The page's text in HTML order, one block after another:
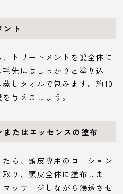
ント
トリートメントを髪全体に
先にはしっかりと塗り込
しタオルで包みます。約10
与えましょう。
たはエッセンスの塗布
たら、頭皮専用のローション
り、頭皮全体に塗布しま
ッサージしながら浸透させ